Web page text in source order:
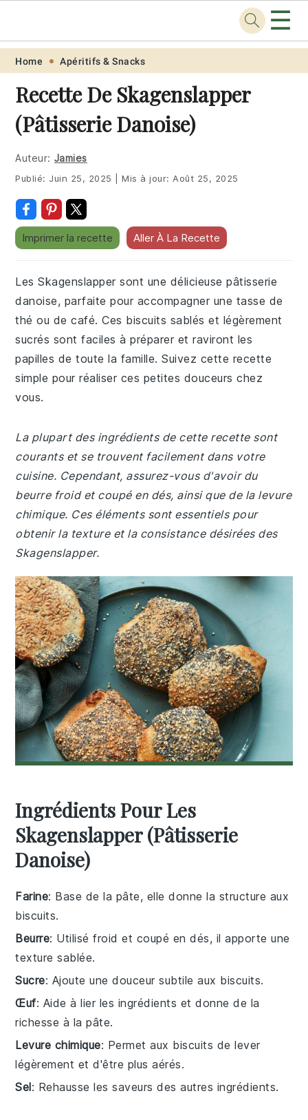
Skip
primary
navigation
Skip
main
content
Skip
primary
sidebar
Skip
footer
Recette.pro ☰
Home Apéritifs & Snacks
Recette De Skagenslapper
(Pâtisserie Danoise)
Auteur: Jamies
Publié: Juin 25, 2025 Mis à jour: Août 25, 2025
Imprimer la recette Aller À La Recette
Les Skagenslapper sont une délicieuse pâtisserie
danoise, parfaite pour accompagner une tasse de
thé ou de café. Ces biscuits sablés et légèrement
sucrés sont faciles à préparer et raviront les
papilles de toute la famille. Suivez cette recette
simple pour réaliser ces petites douceurs chez
vous.
La plupart des ingrédients de cette recette sont
courants et se trouvent facilement dans votre
cuisine. Cependant, assurez-vous d'avoir du
beurre froid et coupé en dés, ainsi que de la levure
chimique. Ces éléments sont essentiels pour
obtenir la texture et la consistance désirées des
Skagenslapper.
Ingrédients Pour Les
Skagenslapper (Pâtisserie
Danoise)
Farine: Base de la pâte, elle donne la structure aux
biscuits.
Beurre: Utilisé froid et coupé en dés, il apporte une
texture sablée.
Sucre: Ajoute une douceur subtile aux biscuits.
Œuf: Aide à lier les ingrédients et donne de la
richesse à la pâte.
Levure chimique: Permet aux biscuits de lever
légèrement et d'être plus aérés.
Sel: Rehausse les saveurs des autres ingrédients.